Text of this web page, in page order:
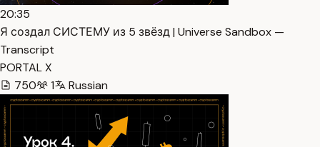
20:35
Я создал СИСТЕМУ из 5 звёзд | Universe Sandbox —
Transcript
PORTAL X
750
1 Russian